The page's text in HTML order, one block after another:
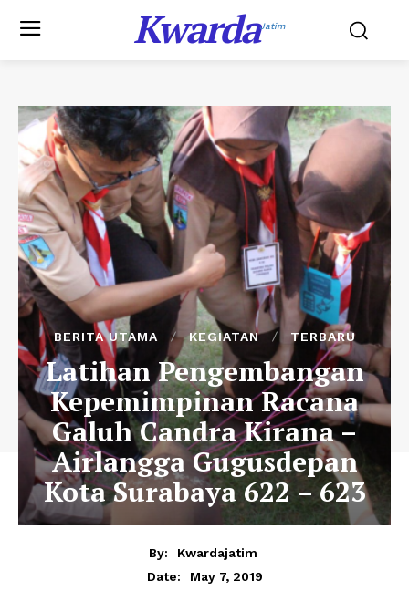
KwardaJatim
BERITA UTAMA KEGIATAN TERBARU
Latihan Pengembangan
Kepemimpinan Racana
Galuh Candra Kirana –
Airlangga Gugusdepan
Kota Surabaya 622 – 623
By:
Kwardajatim
Date:
May 7, 2019